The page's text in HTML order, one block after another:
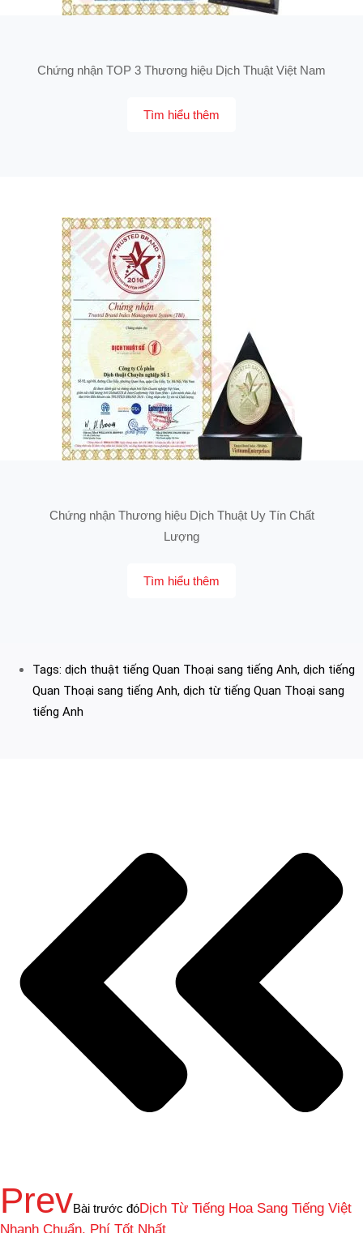
Chứng nhận TOP 3 Thương hiệu Dịch Thuật Việt Nam
Tìm hiểu thêm
Chứng nhận Thương hiệu Dịch Thuật Uy Tín Chất
Lượng
Tìm hiểu thêm
Tags: dịch thuật tiếng Quan Thoại sang tiếng Anh, dịch tiếng
Quan Thoại sang tiếng Anh, dịch từ tiếng Quan Thoại sang
tiếng Anh
PrevBài trước đóDịch Từ Tiếng Hoa Sang Tiếng Việt
Nhanh Chuẩn, Phí Tốt Nhất